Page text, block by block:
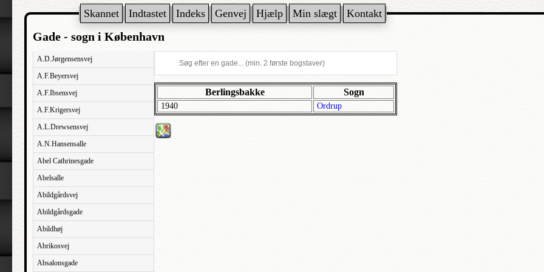
Skannet Indtastet Indeks Genvej Hjælp Min slægt Kontakt
Gade - sogn i København
A.D.Jørgensensvej
A.F.Beyersvej
A.F.Ibsensvej
A.F.Krigersvej
A.L.Drewsensvej
A.N.Hansensalle
Abel Cathrinesgade
Abelsalle
Abildgårdsvej
Abildgårdsgade
Abildhøj
Abrikosvej
Absalonsgade
Berlingsbakke Sogn
1940 Ordrup